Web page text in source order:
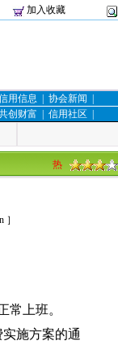
加入收藏
用信息 协会新闻
创财富 信用社区
热
］
常上班。
施方案的通